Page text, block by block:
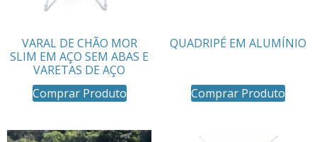
VARAL DE CHÃO MOR
SLIM EM AÇO SEM ABAS E
VARETAS DE AÇO
Comprar Produto
QUADRIPÉ EM ALUMÍNIO
Comprar Produto